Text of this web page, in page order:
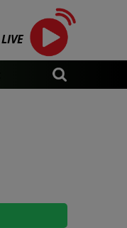
LIVE